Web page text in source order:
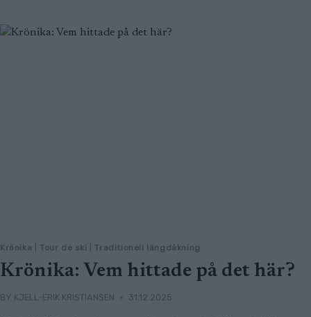
Krönika Tour de ski Traditionell längdåkning
Krönika: Vem hittade på det här?
BY KJELL-ERIK KRISTIANSEN 31.12.2025